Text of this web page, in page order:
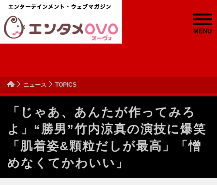
MENU
ニュース TOPICS
「じゃあ、あんたが作ってみろ
よ」“勝男”竹内涼真の演技に爆笑
「肌着姿&顆粒だしが最高」「憎
めなくてかわいい」